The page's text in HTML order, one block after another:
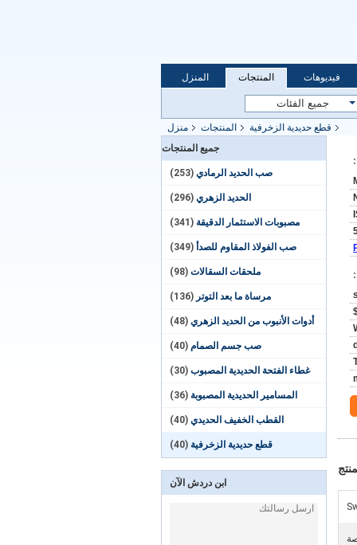
المنزل المنتجات فيديوهات
منزل المنتجات قطع حديدية الزخرفية
جميع المنتجات
صب الحديد الرمادي (253)
الحديد الزهري (296)
مصبوبات الاستثمار الدقيقة (341)
صب الفولاذ المقاوم للصدأ (349)
ملحقات السقالات (98)
مرساة ما بعد التوتر (136)
أدوات الأنبوب من الحديد الزهري (48)
صب جسم الصمام (40)
غطاء الفتحة الحديدية المصبوب (30)
المسامير الحديدية المصبوبة (36)
القطب الخفيف الحديدي (40)
قطع حديدية الزخرفية (40)
ابن دردش الآن